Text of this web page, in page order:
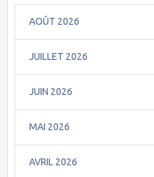
AOÛT 2026
JUILLET 2026
JUIN 2026
MAI 2026
AVRIL 2026